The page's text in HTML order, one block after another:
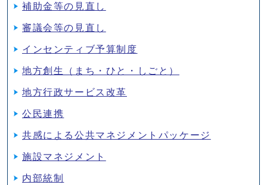
補助金等の見直し
審議会等の見直し
インセンティブ予算制度
地方創生（まち・ひと・しごと）
地方行政サービス改革
公民連携
共感による公共マネジメントパッケージ
施設マネジメント
内部統制